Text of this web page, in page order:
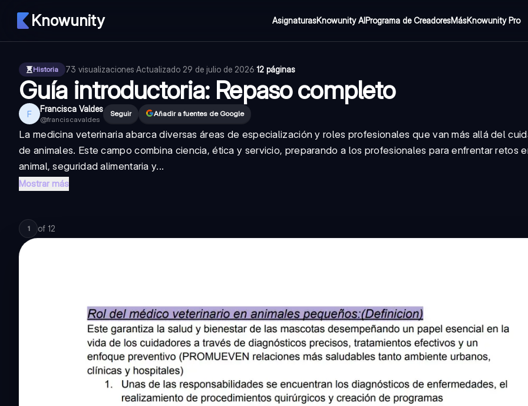
Knowunity AsignaturasKnowunity AIPrograma de CreadoresMásKnowunity Pro
Historia 73 visualizaciones·Actualizado 29 de julio de 2026·12 páginas
Guía introductoria: Repaso completo
F Francisca Valdes
@franciscavaldes
Seguir Añadir a fuentes de Google
La medicina veterinaria abarca diversas áreas de especialización y roles profesionales que van más allá del
de animales. Este campo combina ciencia, ética y servicio, preparando a los profesionales para enfrentar retos
animal, seguridad alimentaria y...
Mostrar más
1 of 12